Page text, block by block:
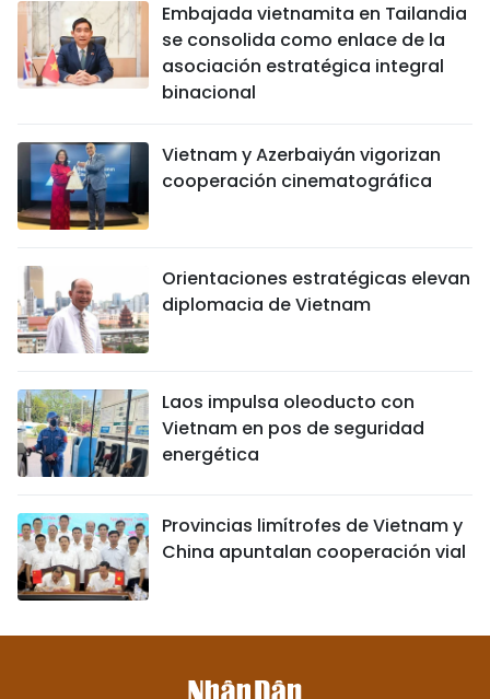
Embajada vietnamita en Tailandia
se consolida como enlace de la
asociación estratégica integral
binacional
Vietnam y Azerbaiyán vigorizan
cooperación cinematográfica
Orientaciones estratégicas elevan
diplomacia de Vietnam
Laos impulsa oleoducto con
Vietnam en pos de seguridad
energética
Provincias limítrofes de Vietnam y
China apuntalan cooperación vial